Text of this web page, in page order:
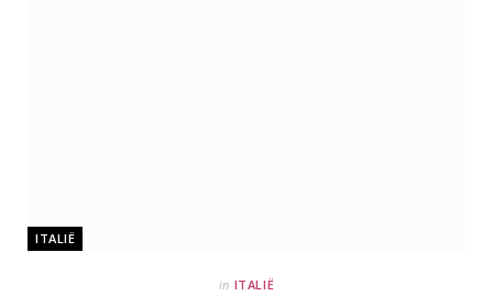
ITALIË
in ITALIË